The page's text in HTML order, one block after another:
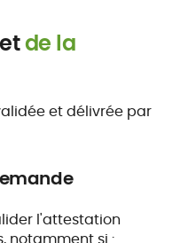
de la
et délivrée par
l'attestation